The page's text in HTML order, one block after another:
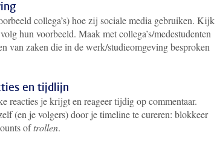
collega’s) hoe zij sociale media gebruiken. Kijk
hun voorbeeld. Maak met collega’s/medestudenten
van zaken die in de werk/studieomgeving besproken
en tijdlijn
reacties je krijgt en reageer tijdig op commentaar.
(en je volgers) door je timeline te cureren: blokkeer
oftrollen.